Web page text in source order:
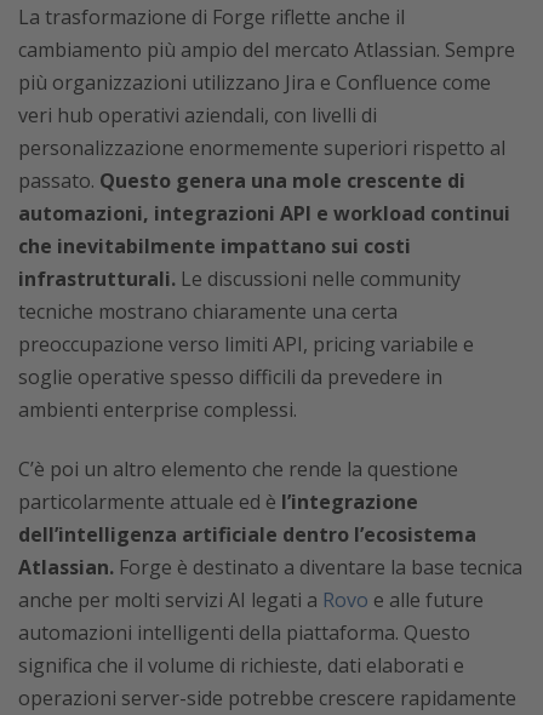
La trasformazione di Forge riflette anche il
cambiamento più ampio del mercato Atlassian. Sempre
più organizzazioni utilizzano Jira e Confluence come
veri hub operativi aziendali, con livelli di
personalizzazione enormemente superiori rispetto al
passato. Questo genera una mole crescente di
automazioni, integrazioni API e workload continui
che inevitabilmente impattano sui costi
infrastrutturali. Le discussioni nelle community
tecniche mostrano chiaramente una certa
preoccupazione verso limiti API, pricing variabile e
soglie operative spesso difficili da prevedere in
ambienti enterprise complessi.
C’è poi un altro elemento che rende la questione
particolarmente attuale ed è l’integrazione
dell’intelligenza artificiale dentro l’ecosistema
Atlassian. Forge è destinato a diventare la base tecnica
anche per molti servizi AI legati a Rovo e alle future
automazioni intelligenti della piattaforma. Questo
significa che il volume di richieste, dati elaborati e
operazioni server-side potrebbe crescere rapidamente